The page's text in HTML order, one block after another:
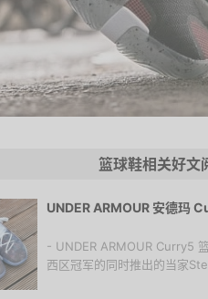
篮球鞋相关好文
UNDER ARMOUR 安德玛
- UNDER ARMOUR Curry5
西区冠军的同时推出的当家